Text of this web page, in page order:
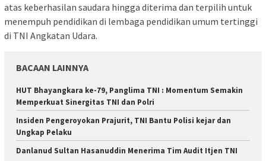
atas keberhasilan saudara hingga diterima dan terpilih untuk
menempuh pendidikan di lembaga pendidikan umum tertinggi
di TNI Angkatan Udara.
BACAAN LAINNYA
HUT Bhayangkara ke-79, Panglima TNI : Momentum Semakin
Memperkuat Sinergitas TNI dan Polri
Insiden Pengeroyokan Prajurit, TNI Bantu Polisi kejar dan
Ungkap Pelaku
Danlanud Sultan Hasanuddin Menerima Tim Audit Itjen TNI